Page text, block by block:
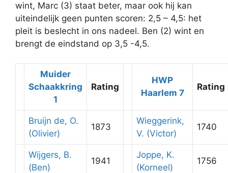
wint, Marc (3) staat beter, maar ook hij kan
uiteindelijk geen punten scoren: 2,5 – 4,5: het
pleit is beslecht in ons nadeel. Ben (2) wint en
brengt de eindstand op 3,5 -4,5.
Muider
Schaakkring
1
Rating
HWP
Haarlem 7
Rating
Bruijn de, O.
(Olivier)
1873
Wieggerink,
V. (Victor)
1740
Wijgers, B.
(Ben)
1941
Joppe, K.
(Korneel)
1756